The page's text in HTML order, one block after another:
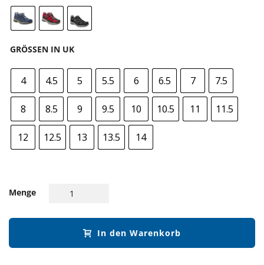
GRÖSSEN IN UK
4 4.5 5 5.5 6 6.5 7 7.5
8 8.5 9 9.5 10 10.5 11 11.5
12 12.5 13 13.5 14
Menge
In den Warenkorb